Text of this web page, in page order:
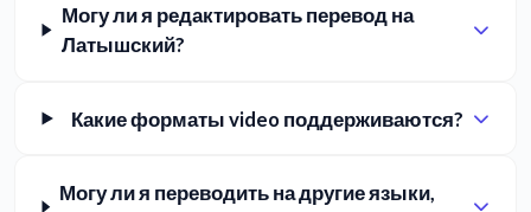
Могу ли я редактировать перевод на
Латышский?
Какие форматы video поддерживаются?
Могу ли я переводить на другие языки,